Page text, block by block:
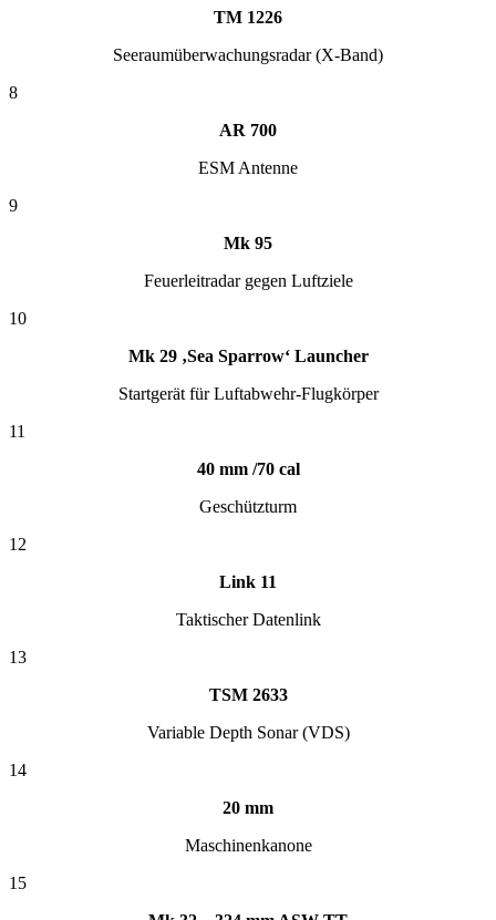
TM 1226
Seeraumüberwachungsradar (X-Band)
8
AR 700
ESM Antenne
9
Mk 95
Feuerleitradar gegen Luftziele
10
Mk 29 ‚Sea Sparrow‘ Launcher
Startgerät für Luftabwehr-Flugkörper
11
40 mm /70 cal
Geschützturm
12
Link 11
Taktischer Datenlink
13
TSM 2633
Variable Depth Sonar (VDS)
14
20 mm
Maschinenkanone
15